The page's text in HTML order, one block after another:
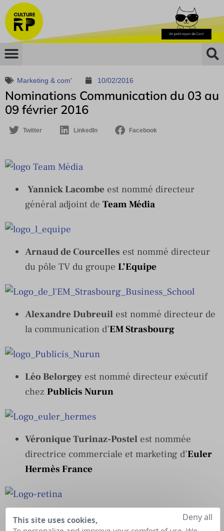
Marketing & com' 10/02/2016
Nominations Communication du 03 au
09 février 2016
Twitter LinkedIn Facebook
Yannick Lacombe est nommé directeur
général adjoint de Team Média
Arnaud de Courcelles est nommé directeur
du pôle TV du groupe L’Equipe
Alexandre Dubreuil est nommé directeur de
la communication d’EM Strasbourg
Léo Belorgey est nommé directeur exécutif
chez Publicis Nurun
Véronique Turinaz-Postel est nommée
directrice commerciale et marketing d’Euler
Hermès France
Estelle Realeest nommée directrice
This site uses cookies,
Deny all